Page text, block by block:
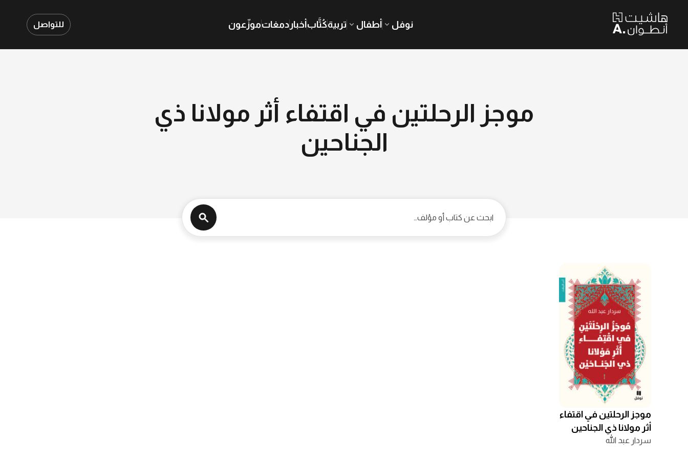
نوفل أطفال تربيةكُتَّابأخبار دمغاتموزّعون للتواصل
موجز الرحلتين في اقتفاء أثر مولانا ذي
الجناحين
موجز الرحلتين في اقتفاء
أثر مولانا ذي الجناحين
سردار عبد الله